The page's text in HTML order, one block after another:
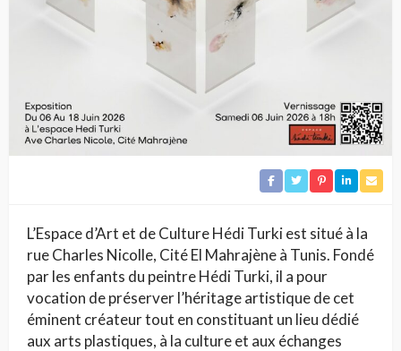
L’Espace d’Art et de Culture Hédi Turki est situé à la
rue Charles Nicolle, Cité El Mahrajène à Tunis. Fondé
par les enfants du peintre Hédi Turki, il a pour
vocation de préserver l’héritage artistique de cet
éminent créateur tout en constituant un lieu dédié
aux arts plastiques, à la culture et aux échanges